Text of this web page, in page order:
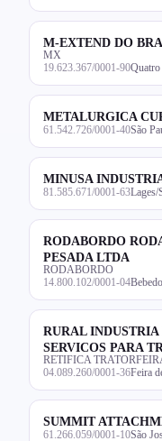
M-EXTEND DO
MX
19.623.367/0001-90Quatro
METALURGICA
61.542.726/0001-40São
MINUSA
81.585.671/0001-63Lages/
RODABORDO
PESADA LTDA
RODABORDO
14.800.102/0001-04
RURAL
SERVICOS PARA
RETIFICA
04.089.260/0001-36Feira
SUMMIT
61.266.059/0001-10São